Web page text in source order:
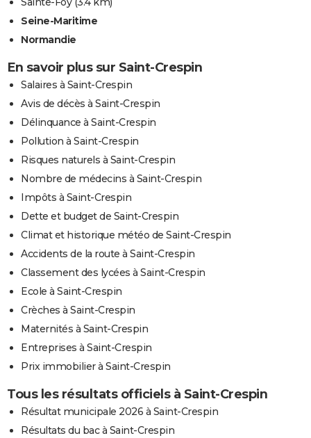
Seine-Maritime
Normandie
En savoir plus sur Saint-Crespin
Salaires à Saint-Crespin
Avis de décès à Saint-Crespin
Délinquance à Saint-Crespin
Pollution à Saint-Crespin
Risques naturels à Saint-Crespin
Nombre de médecins à Saint-Crespin
Impôts à Saint-Crespin
Dette et budget de Saint-Crespin
Climat et historique météo de Saint-Crespin
Accidents de la route à Saint-Crespin
Classement des lycées à Saint-Crespin
Ecole à Saint-Crespin
Crèches à Saint-Crespin
Maternités à Saint-Crespin
Entreprises à Saint-Crespin
Prix immobilier à Saint-Crespin
Tous les résultats officiels à Saint-Crespin
Résultat municipale 2026 à Saint-Crespin
Résultats du bac à Saint-Crespin